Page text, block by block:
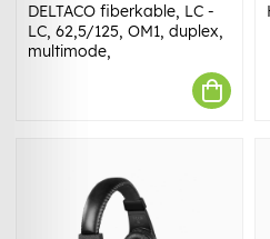
DELTACO fiberkable, LC -
LC, 62,5/125, OM1, duplex,
multimode,